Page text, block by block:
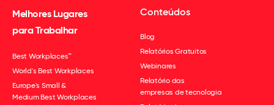
Melhores Lugares
para Trabalhar
Best Workplaces™
World's Best Workplaces
Europe's Small &
Medium Best Workplaces
Conteúdos
Blog
Relatórios Gratuitos
Webinares
Relatório das
empresas de tecnologia